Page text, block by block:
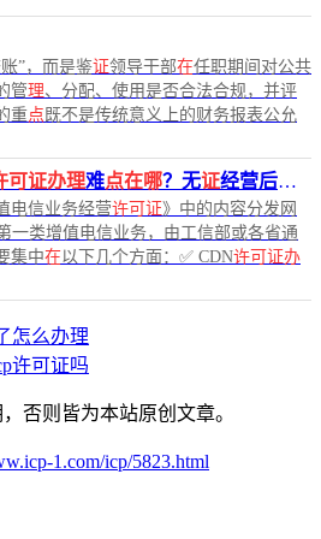
”，而是鉴证领导干部在任职期间对公共
管理、分配、使用是否合法合规，并评
重点 既不是传统意义上的财务报表公允
可证办理难点在哪？无证经营后果严重！
电信业务经营许可证》中的内容分发网
一类增值电信业务，由工信部或各省通
集中在以下几个方面：✅ CDN许可证办
怎么办理
许可证吗
否则皆为本站原创文章。
1.com/icp/5823.html